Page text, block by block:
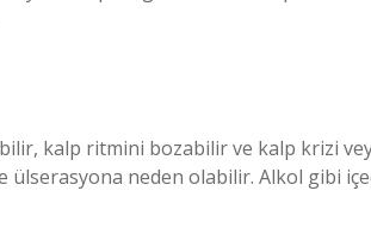
kalp ritmini bozabilir ve kalp krizi
neden olabilir. Alkol gibi